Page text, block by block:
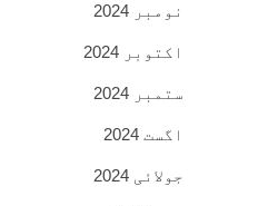
نومبر 2024
اکتوبر 2024
ستمبر 2024
اگست 2024
جولائی 2024